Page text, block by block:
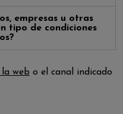
empresas u otras
tipo de condiciones
web o el canal indicado